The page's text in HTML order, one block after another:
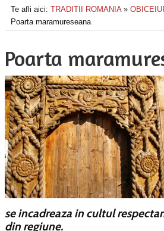
Te afli aici: TRADITII ROMANIA»
Poarta maramureseana
Poarta
se incadreaza in cultul
din regiune.